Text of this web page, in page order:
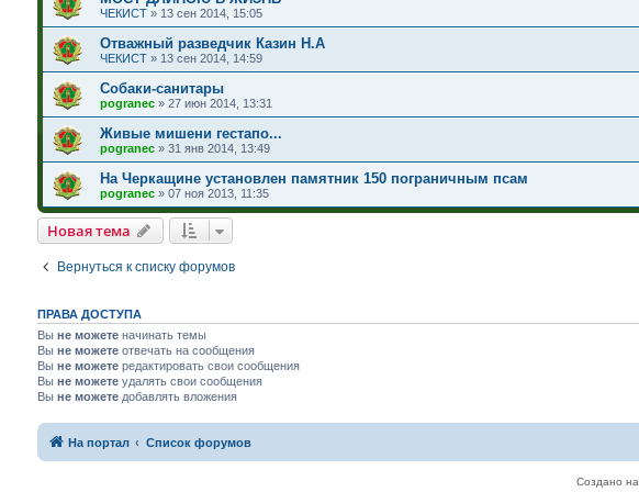
ЧЕКИСТ» 13 сен 2014, 15:05
Отважный разведчик Казин Н.А
ЧЕКИСТ» 13 сен 2014, 14:59
Собаки-санитары
pogranec» 27 июн 2014, 13:31
Живые мишени гестапо...
pogranec» 31 янв 2014, 13:49
На Черкащине установлен памятник 150 пограничным псам
pogranec» 07 ноя 2013, 11:35
Новая тема
Вернуться к списку форумов
ПРАВА ДОСТУПА
Вы не можетеначинать темы
Вы не можетеотвечать на сообщения
Вы не можетередактировать свои сообщения
Вы не можетеудалять свои сообщения
Вы не можетедобавлять вложения
На портал Список форумов
Создано